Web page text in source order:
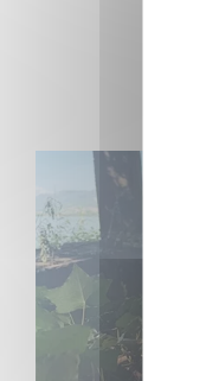
Le tournage de la
a débuté